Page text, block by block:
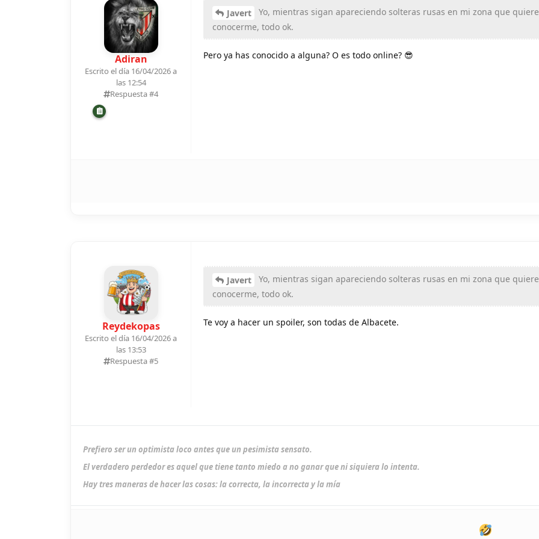
Adiran
Escrito el día 16/04/2026 a
las 12:54
Respuesta #4
Javert
Yo, mientras sigan apareciendo solteras rusas en mi zona que
conocerme, todo ok.
Pero ya has conocido a alguna? O es todo online? 😎
Reydekopas
Escrito el día 16/04/2026 a
las 13:53
Respuesta #5
Javert
Yo, mientras sigan apareciendo solteras rusas en mi zona que
conocerme, todo ok.
Te voy a hacer un spoiler, son todas de Albacete.
Prefiero ser un optimista loco antes que un pesimista sensato.
El verdadero perdedor es aquel que tiene tanto miedo a no ganar que ni siquiera lo intenta.
Hay tres maneras de hacer las cosas: la correcta, la incorrecta y la mía